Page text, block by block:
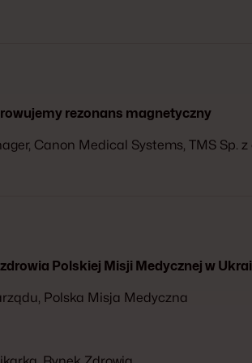
rezonans magnetyczny
Canon Medical Systems, TMS Sp. z
zdrowia Polskiej Misji Medycznej w
Polska Misja Medyczna